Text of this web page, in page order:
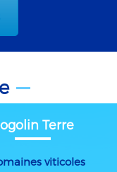
Terre
viticoles